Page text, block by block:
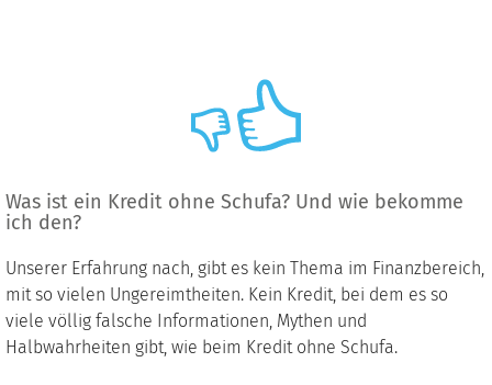
Was ist ein Kredit ohne Schufa? Und wie bekomme
ich den?
Unserer Erfahrung nach, gibt es kein Thema im Finanzbereich,
mit so vielen Ungereimtheiten. Kein Kredit, bei dem es so
viele völlig falsche Informationen, Mythen und
Halbwahrheiten gibt, wie beim Kredit ohne Schufa.